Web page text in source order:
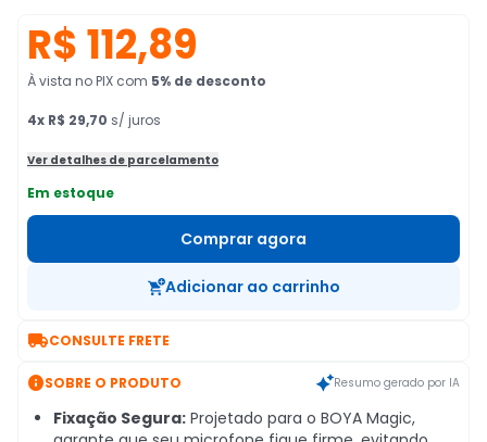
R$ 112,89
À vista no PIX com 5% de desconto
4x R$ 29,70 s/ juros
Ver detalhes de parcelamento
Em estoque
Comprar agora
Adicionar ao carrinho
CONSULTE FRETE
SOBRE O PRODUTO Resumo gerado por IA
Fixação Segura: Projetado para o BOYA Magic,